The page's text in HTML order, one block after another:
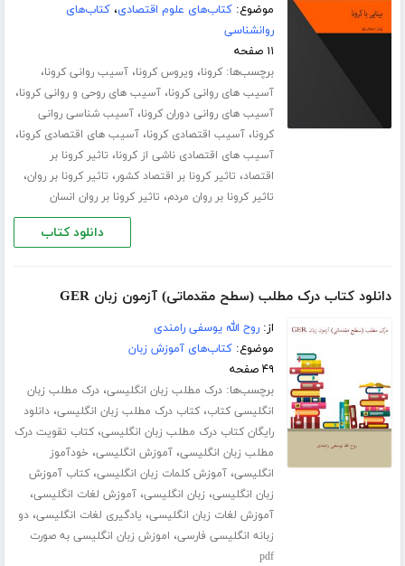
موضوع:کتاب‌های علوم اقتصادی،کتاب‌های
روانشناسی
۱۱ صفحه
برچسب‌ها:کرونا، ویروس کرونا،آسیب روانی کرونا،
آسیب های روانی کرونا،آسیب های روحی و روانی کرونا،
آسیب های روانی دوران کرونا،آسیب شناسی روانی
کرونا،آسیب اقتصادی کرونا،آسیب های اقتصادی کرونا،
آسیب های اقتصادی ناشی از کرونا، تاثیر کرونا بر
اقتصاد، تاثیر کرونا بر اقتصاد کشور، تاثیر کرونا بر روان،
تاثیر کرونا بر روان مردم، تاثیر کرونا بر روان انسان
دانلود کتاب
دانلود کتاب درک مطلب (سطح مقدماتی) آزمون زبان GER
از:روح الله یوسفی رامندی
موضوع:کتاب‌های آموزش زبان
۴۹ صفحه
برچسب‌ها:درک مطلب زبان انگلیسی،درک مطلب زبان
انگلیسی کتاب،کتاب درک مطلب زبان انگلیسی،دانلود
رایگان کتاب درک مطلب زبان انگلیسی،کتاب تقویت درک
مطلب زبان انگلیسی،آموزش انگلیسی، خودآموز
انگلیسی،آموزش کلمات زبان انگلیسی،کتاب آموزش
زبان انگلیسی، زبان انگلیسی،آموزش لغات انگلیسی،
آموزش لغات زبان انگلیسی، یادگیری لغات انگلیسی،دو
زبانه انگلیسی فارسی، اموزش زبان انگلیسی به صورت
pdf